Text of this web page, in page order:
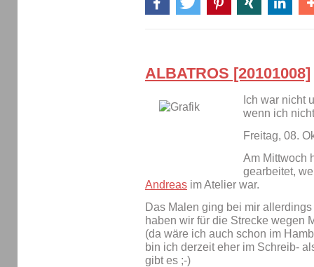
ALBATROS [20101008]
Ich war nicht
wenn ich
Freitag, 08.
Am Mittwoch
gearbeitet,
Andreas im Atelier war.
Das Malen ging bei mir
haben wir für die Strecke wegen
(da wäre ich auch schon im
bin ich derzeit eher im Schreib-
gibt es ;-)